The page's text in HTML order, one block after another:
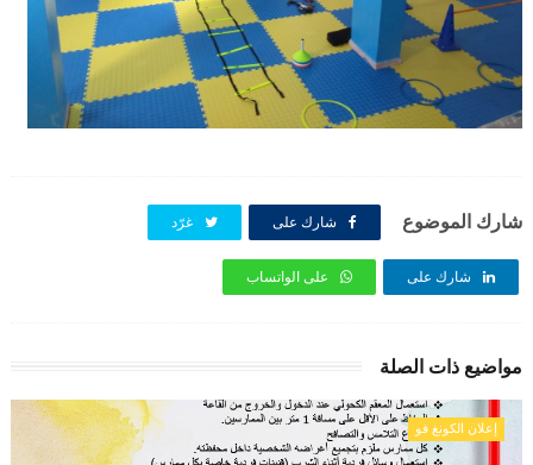
شارك الموضوع شارك على غرّد
شارك على على الواتساب
مواضيع ذات الصلة
إعلان الكونغ فو